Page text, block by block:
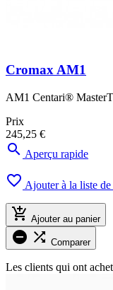
Cromax AM1
AM1 Centari®
Prix
245,25 €
 Aperçu rapide
 Ajouter à la liste de
 Ajouter au panier
  Comparer
Les clients qui ont